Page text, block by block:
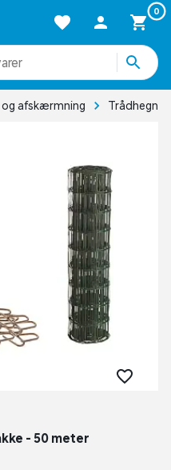
0
og afskærmning Trådhegn
- 50 meter